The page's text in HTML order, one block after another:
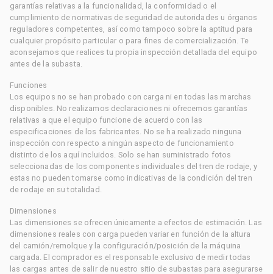
garantías relativas a la funcionalidad, la conformidad o el
cumplimiento de normativas de seguridad de autoridades u órganos
reguladores competentes, así como tampoco sobre la aptitud para
cualquier propósito particular o para fines de comercialización. Te
aconsejamos que realices tu propia inspección detallada del equipo
antes de la subasta.
Funciones
Los equipos no se han probado con carga ni en todas las marchas
disponibles. No realizamos declaraciones ni ofrecemos garantías
relativas a que el equipo funcione de acuerdo con las
especificaciones de los fabricantes. No se ha realizado ninguna
inspección con respecto a ningún aspecto de funcionamiento
distinto de los aquí incluidos. Solo se han suministrado fotos
seleccionadas de los componentes individuales del tren de rodaje, y
estas no pueden tomarse como indicativas de la condición del tren
de rodaje en su totalidad.
Dimensiones
Las dimensiones se ofrecen únicamente a efectos de estimación. Las
dimensiones reales con carga pueden variar en función de la altura
del camión/remolque y la configuración/posición de la máquina
cargada. El comprador es el responsable exclusivo de medir todas
las cargas antes de salir de nuestro sitio de subastas para asegurarse